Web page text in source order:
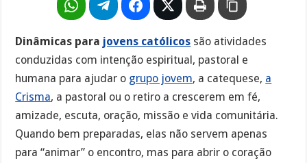
Dinâmicas para jovens católicos são atividades
conduzidas com intenção espiritual, pastoral e
humana para ajudar o grupo jovem, a catequese, a
Crisma, a pastoral ou o retiro a crescerem em fé,
amizade, escuta, oração, missão e vida comunitária.
Quando bem preparadas, elas não servem apenas
para “animar” o encontro, mas para abrir o coração